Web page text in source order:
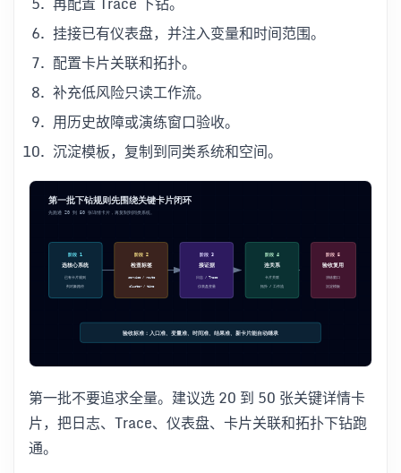
挂接已有仪表盘，并注入变量和时间范围。
配置卡片关联和拓扑。
补充低风险只读工作流。
用历史故障或演练窗口验收。
沉淀模板，复制到同类系统和空间。
第一批不要追求全量。建议选 20 到 50 张关键详情卡
片，把日志、Trace、仪表盘、卡片关联和拓扑下钻跑
通。